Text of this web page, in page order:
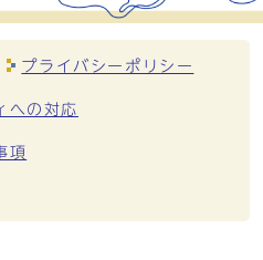
プライバシーポリシー
への対応
項